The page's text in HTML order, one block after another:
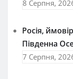
8 Серпня,
Росія,
Південна
7 Серпня,